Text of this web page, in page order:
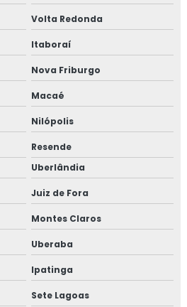
Volta Redonda
Itaboraí
Nova Friburgo
Macaé
Nilópolis
Resende
Uberlândia
Juiz de Fora
Montes Claros
Uberaba
Ipatinga
Sete Lagoas